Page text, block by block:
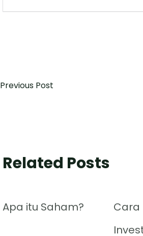
Previous Post
Related Posts
Apa itu Saham?
Cara